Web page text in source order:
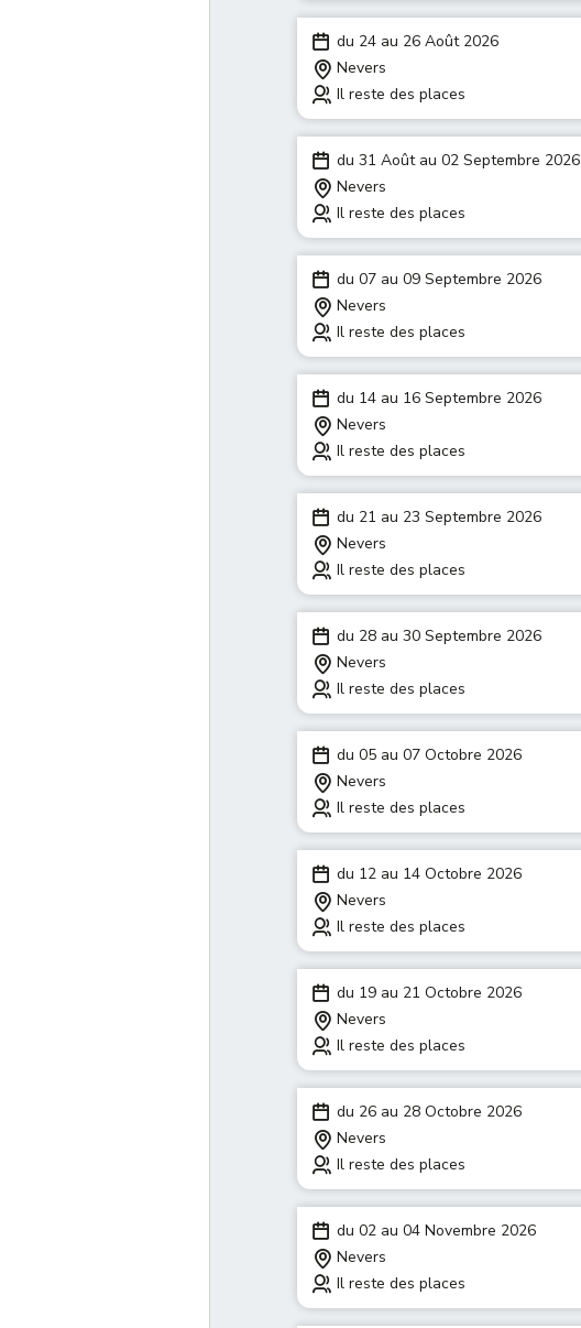
du 24 au 26 Août 2026
Nevers
Il reste des places
du 31 Août au 02 Septembre 2026
Nevers
Il reste des places
du 07 au 09 Septembre 2026
Nevers
Il reste des places
du 14 au 16 Septembre 2026
Nevers
Il reste des places
du 21 au 23 Septembre 2026
Nevers
Il reste des places
du 28 au 30 Septembre 2026
Nevers
Il reste des places
du 05 au 07 Octobre 2026
Nevers
Il reste des places
du 12 au 14 Octobre 2026
Nevers
Il reste des places
du 19 au 21 Octobre 2026
Nevers
Il reste des places
du 26 au 28 Octobre 2026
Nevers
Il reste des places
du 02 au 04 Novembre 2026
Nevers
Il reste des places